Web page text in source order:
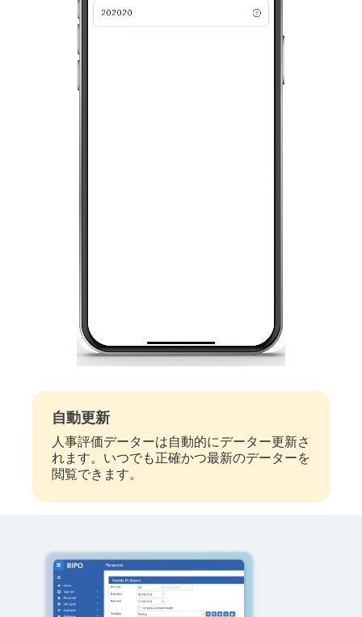
自動更新
人事評価データーは自動的にデーター更新さ
れます。いつでも正確かつ最新のデーターを
閲覧できます。